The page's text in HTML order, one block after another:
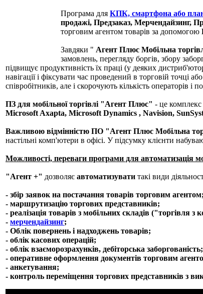
Програма для КПК, смартфона або
продажі, Предзаказ, Мерчендайзинг,
торговим агентом товарів за допомогою
Завдяки " Агент Плюс Мобільна
замовлень, перегляду боргів, збору
підвищує продуктивність їх праці (у деяких
навігації і фіксувати час проведений в торговій точці
співробітників, але і скорочують кількість операторів
ПЗ для мобільної торгівлі "Агент Плюс" - це
Microsoft Axapta, Microsoft Dynamics , Navision,
Важливою відмінністю ПО "Агент Плюс Мобільна
настільні комп'ютери в офісі. У підсумку клієнти
Можливості, переваги програми для автоматизація
"Агент +" дозволяє автоматизувати такі види
- збір заявок на постачання товарів торговим агентом;
- маршрутизацію торгових представників;
- реалізація товарів з мобільних складів ("торгівля з
- мерчендайзинг;
- Облік повернень і надходжень товарів;
- облік касових операцій;
- облік взаєморозрахунків, дебіторська заборгованість;
- оперативне оформлення документів торговим
- анкетування;
- контроль переміщення торгових представників з